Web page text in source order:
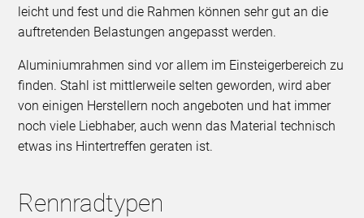
leicht und fest und die Rahmen können sehr gut an die
auftretenden Belastungen angepasst werden.
Aluminiumrahmen sind vor allem im Einsteigerbereich zu
finden. Stahl ist mittlerweile selten geworden, wird aber
von einigen Herstellern noch angeboten und hat immer
noch viele Liebhaber, auch wenn das Material technisch
etwas ins Hintertreffen geraten ist.
Rennradtypen